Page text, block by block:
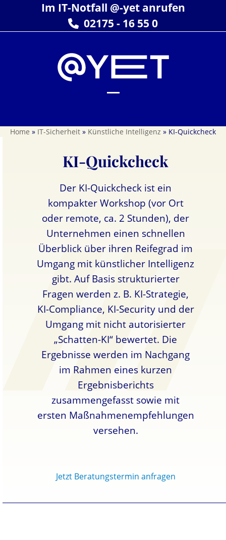
content
Im IT-Notfall @-yet anrufen
02175 - 16 55 0
menu
menu
Home » IT-Sicherheit » Künstliche Intelligenz » KI-Quickcheck
KI-Quickcheck
Der KI-Quickcheck ist ein
kompakter Workshop (vor Ort
oder remote, ca. 2 Stunden), der
Unternehmen einen schnellen
Überblick über ihren Reifegrad im
Umgang mit künstlicher Intelligenz
gibt. Auf Basis strukturierter
Fragen werden z. B. KI-Strategie,
KI-Compliance, KI-Security und der
Umgang mit nicht autorisierter
„Schatten-KI“ bewertet. Die
Ergebnisse werden im Nachgang
im Rahmen eines kurzen
Ergebnisberichts
zusammengefasst sowie mit
ersten Maßnahmenempfehlungen
versehen.
Jetzt Beratungstermin anfragen